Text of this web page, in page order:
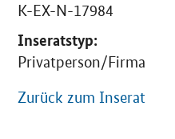
K-EX-N-17984
Inseratstyp:
Privatperson/Firma
Zurück zum Inserat